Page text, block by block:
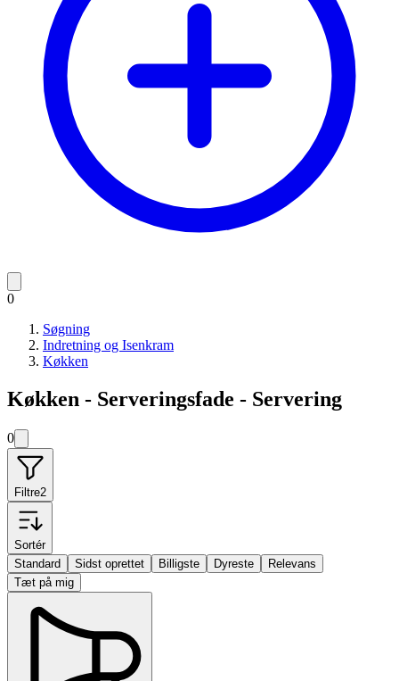
0
Søgning
Indretning og Isenkram
Køkken
Køkken - Serveringsfade - Servering
0
Filtre2
Sortér
Standard
Sidst oprettet Billigste Dyreste
Relevans
Tæt på mig